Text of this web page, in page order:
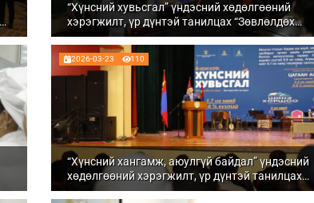
“Хүнсний хувьсгал” үндэсний хөдөлгөөний
хэрэгжилт, үр дүнтэй танилцах “Зөвлөлдөх
уулзалт” Говь-Алтай аймагт боллоо
2026-03-23 110
“Хүнсний хангамж, аюулгүй байдал” үндэсний
хөдөлгөөний хэрэгжилт, үр дүнтэй танилцах
“Зөвлөлдөх уулзалт” Увс аймагт боллоо